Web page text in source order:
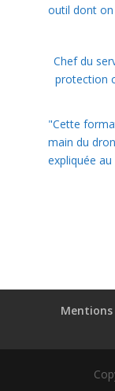
outil dont
Chef du
protection
"Cette
main du
expliquée
Mentions